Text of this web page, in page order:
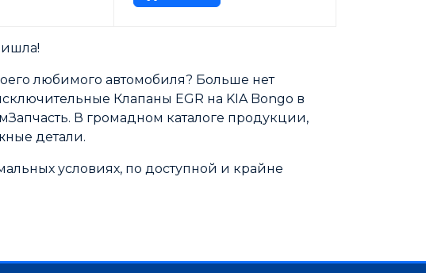
любимого автомобиля? Больше нет
Клапаны EGR на KIA Bongo в
В громадном каталоге продукции,
детали.
условиях, по доступной и крайне